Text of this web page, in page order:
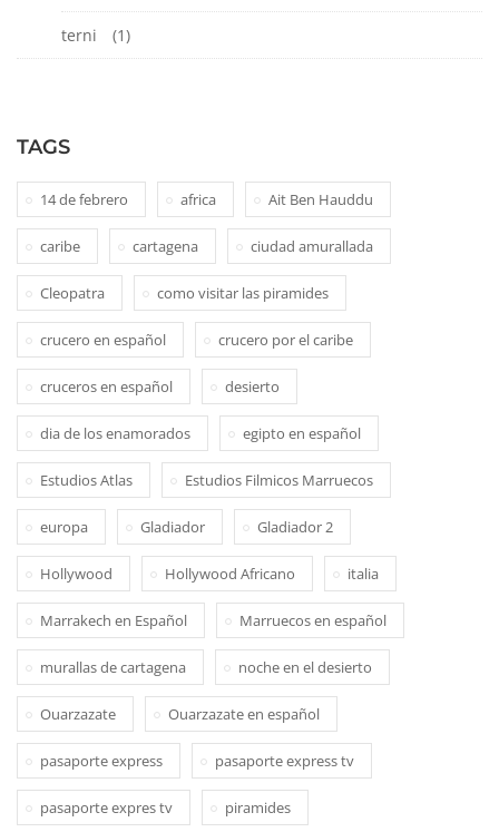
terni (1)
TAGS
14 de febrero africa Ait Ben Hauddu
caribe cartagena ciudad amurallada
Cleopatra como visitar las piramides
crucero en español crucero por el caribe
cruceros en español desierto
dia de los enamorados egipto en español
Estudios Atlas Estudios Filmicos Marruecos
europa Gladiador Gladiador 2
Hollywood Hollywood Africano italia
Marrakech en Español Marruecos en español
murallas de cartagena noche en el desierto
Ouarzazate Ouarzazate en español
pasaporte express pasaporte express tv
pasaporte expres tv piramides